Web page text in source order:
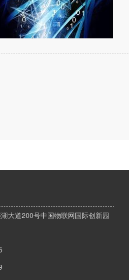
大道200号中国物联网国际创新园